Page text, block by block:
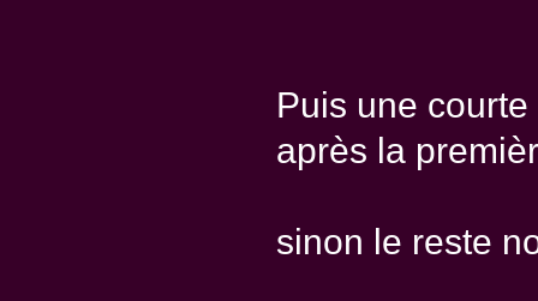
Puis une
après la
sinon le reste